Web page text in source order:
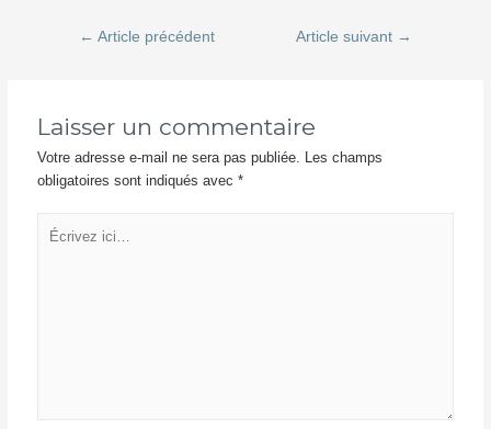
← Article précédent Article suivant →
Laisser un commentaire
Votre adresse e-mail ne sera pas publiée.
Les champs
obligatoires sont indiqués avec*